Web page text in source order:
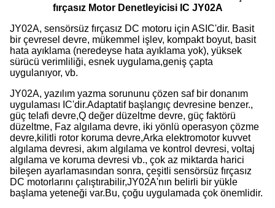
fırçasız Motor Denetleyicisi IC JY02A
JY02A, sensörsüz fırçasız DC motoru için ASIC'dir. Basit
bir çevresel devre, mükemmel işlev, kompakt boyut, basit
hata ayıklama (neredeyse hata ayıklama yok), yüksek
sürücü verimliliği, esnek uygulama,geniş çapta
uygulanıyor, vb.
JY02A, yazılım yazma sorununu çözen saf bir donanım
uygulaması IC'dir.Adaptatif başlangıç devresine benzer.,
güç telafi devre,Q değer düzeltme devre, güç faktörü
düzeltme, Faz algılama devre, iki yönlü operasyon çözme
devre,kilitli rotor koruma devre,Arka elektromotor kuvvet
algılama devresi, akım algılama ve kontrol devresi, voltaj
algılama ve koruma devresi vb., çok az miktarda harici
bileşen ayarlamasından sonra, çeşitli sensörsüz fırçasız
DC motorlarını çalıştırabilir,JY02A'nın belirli bir yükle
başlama yeteneği var.Bu, çoğu uygulamada çok önemlidir.